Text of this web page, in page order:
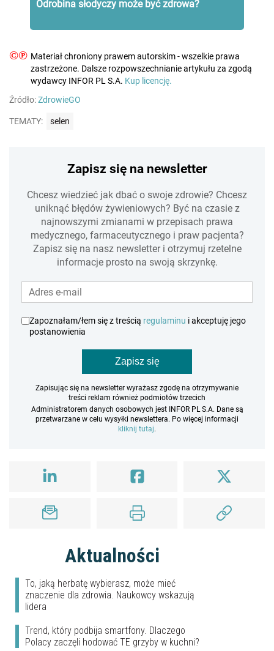
Odrobina słodyczy może być zdrowa?
©℗ Materiał chroniony prawem autorskim - wszelkie prawa
zastrzeżone. Dalsze rozpowszechnianie artykułu za zgodą
wydawcy INFOR PL S.A. Kup licencję.
Źródło:ZdrowieGO
TEMATY: selen
Zapisz się na newsletter
Chcesz wiedzieć jak dbać o swoje zdrowie? Chcesz
uniknąć błędów żywieniowych? Być na czasie z
najnowszymi zmianami w przepisach prawa
medycznego, farmaceutycznego i praw pacjenta?
Zapisz się na nasz newsletter i otrzymuj rzetelne
informacje prosto na swoją skrzynkę.
Zapoznałam/łem się z treścią regulaminu i akceptuję jego
postanowienia
Zapisz się
Zapisując się na newsletter wyrażasz zgodę na otrzymywanie
treści reklam również podmiotów trzecich
Administratorem danych osobowych jest INFOR PL S.A. Dane są
przetwarzane w celu wysyłki newslettera. Po więcej informacji
kliknij tutaj.
Aktualności
To, jaką herbatę wybierasz, może mieć
znaczenie dla zdrowia. Naukowcy wskazują
lidera
Trend, który podbija smartfony. Dlaczego
Polacy zaczęli hodować TE grzyby w kuchni?